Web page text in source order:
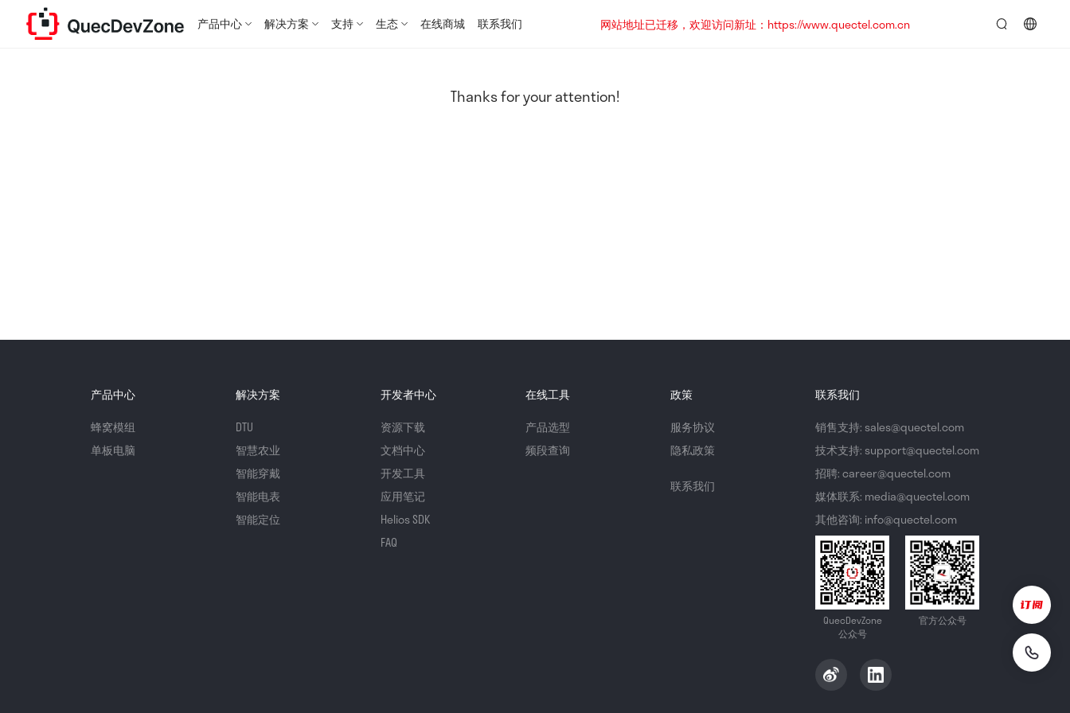
产品中心 解决方案 支持 生态 在线商城 联系我们
网站地址已迁移，欢迎访问新址：https://www.quectel.com.cn
Thanks for your attention!
产品中心
蜂窝模组
单板电脑
解决方案
DTU
智慧农业
智能穿戴
智能电表
智能定位
开发者中心
资源下载
文档中心
开发工具
应用笔记
Helios SDK
FAQ
在线工具
产品选型
频段查询
政策
服务协议
隐私政策
联系我们
联系我们
销售支持: sales@quectel.com
技术支持: support@quectel.com
招聘: career@quectel.com
媒体联系: media@quectel.com
其他咨询: info@quectel.com
QuecDevZone
公众号
官方公众号